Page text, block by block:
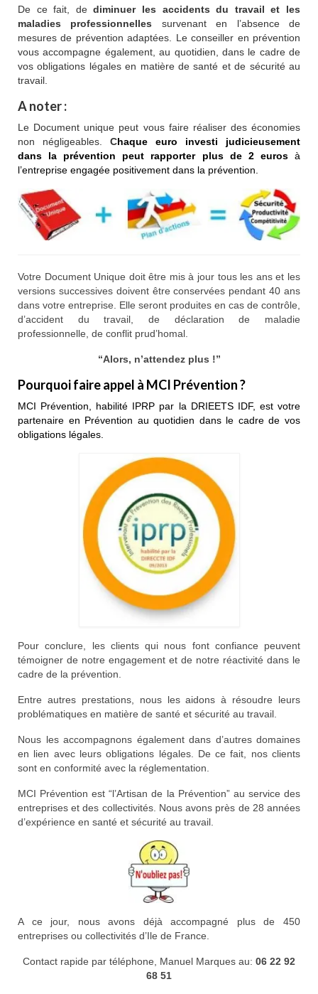
De ce fait, dediminuer les accidents du travail et les
maladies professionnelles survenant en l’absence de
mesures de prévention adaptées. Le conseiller en prévention
vous accompagne également, au quotidien, dans le cadre de
vos obligations légales en matière de santé et de sécurité au
travail.
A noter :
Le Document unique peut vous faire réaliser des économies
non négligeables. Chaque euro investi judicieusement
dans la prévention peut rapporter plus de 2 eurosà
l’entreprise engagée positivement dans la prévention.
Votre Document Unique doit être mis à jour tous les ans et les
versions successives doivent être conservées pendant 40 ans
dans votre entreprise. Elle seront produites en cas de contrôle,
d’accident du travail, de déclaration de maladie
professionnelle, de conflit prud’homal.
“Alors, n’attendez plus !”
Pourquoi faire appel à MCI Prévention ?
MCI Prévention, habilité IPRP par la DRIEETS IDF, est votre
partenaire en Prévention au quotidien dans le cadre de vos
obligations légales.
Pour conclure, les clients qui nous font confiance peuvent
témoigner de notre engagement et de notre réactivité dans le
cadre de la prévention.
Entre autres prestations, nous les aidons à résoudre leurs
problématiques en matière de santé et sécurité au travail.
Nous les accompagnons également dans d’autres domaines
en lien avec leurs obligations légales. De ce fait, nos clients
sont en conformité avec la réglementation.
MCI Prévention est “l’Artisan de la Prévention” au service des
entreprises et des collectivités. Nous avons près de 28 années
d’expérience en santé et sécurité au travail.
A ce jour, nous avons déjà accompagné plus de 450
entreprises ou collectivités d’Ile de France.
Contact rapide par téléphone, Manuel Marques au: 06 22 92
68 51